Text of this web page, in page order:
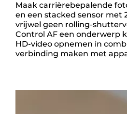
Overzicht
Maak carrièrebepalende
en een stacked sensor met
vrijwel geen rolling-
Control AF een onderwerp
HD-video opnemen in
verbinding maken met